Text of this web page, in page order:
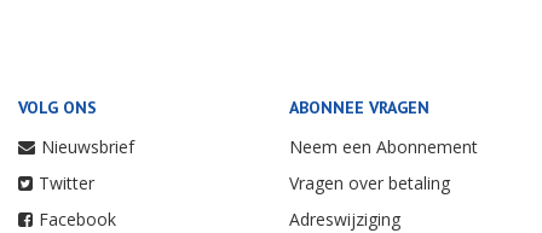
VOLG ONS
Nieuwsbrief
Twitter
Facebook
ABONNEE VRAGEN
Neem een Abonnement
Vragen over betaling
Adreswijziging